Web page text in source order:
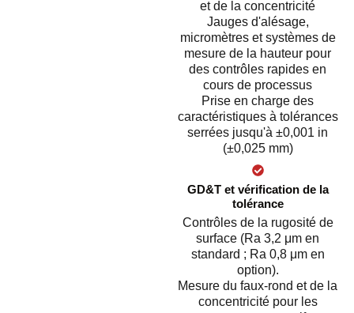
et de la concentricité
Jauges d'alésage,
micromètres et systèmes de
mesure de la hauteur pour
des contrôles rapides en
cours de processus
Prise en charge des
caractéristiques à tolérances
serrées jusqu'à ±0,001 in
(±0,025 mm)
GD&T et vérification de la
tolérance
Contrôles de la rugosité de
surface (Ra 3,2 μm en
standard ; Ra 0,8 μm en
option).
Mesure du faux-rond et de la
concentricité pour les